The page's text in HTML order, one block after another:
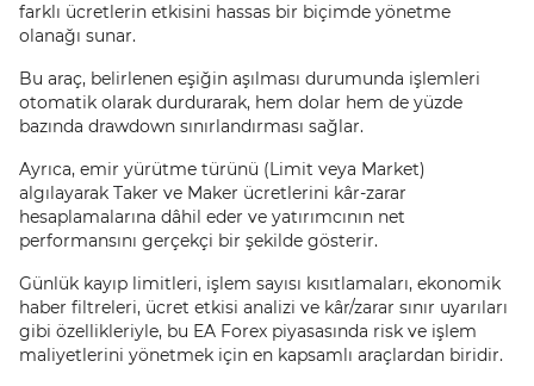
farklı ücretlerin etkisini hassas bir biçimde yönetme
olanağı sunar.
Bu araç, belirlenen eşiğin aşılması durumunda işlemleri
otomatik olarak durdurarak, hem dolar hem de yüzde
bazında drawdown sınırlandırması sağlar.
Ayrıca, emir yürütme türünü (Limit veya Market)
algılayarak Taker ve Maker ücretlerini kâr-zarar
hesaplamalarına dâhil eder ve yatırımcının net
performansını gerçekçi bir şekilde gösterir.
Günlük kayıp limitleri, işlem sayısı kısıtlamaları, ekonomik
haber filtreleri, ücret etkisi analizi ve kâr/zarar sınır uyarıları
gibi özellikleriyle, bu EA Forex piyasasında risk ve işlem
maliyetlerini yönetmek için en kapsamlı araçlardan biridir.